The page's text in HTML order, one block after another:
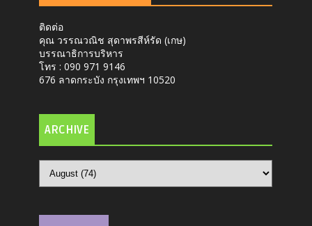
ติดต่อ
คุณ วรรณวณิช สุดาพรสีห์รัด (เกษ)
บรรณาธิการบริหาร
โทร : 090 971 9146
676 ลาดกระบัง กรุงเทพฯ 10520
ARCHIVE